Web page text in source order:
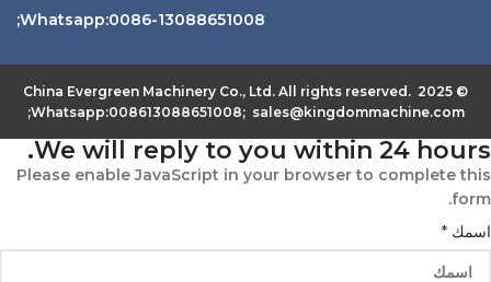
Whatsapp:0086-13088651008;
© 2025 China Evergreen Machinery Co., Ltd. All rights reserved.
Whatsapp:008613088651008; sales@kingdommachine.com;
We will reply to you within 24 hours.
Please enable JavaScript in your browser to complete this
form.
الهاتف
آب
واتس
اسمك *